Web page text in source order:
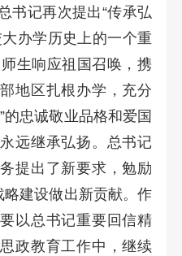
书记再次提出“传承弘
办学历史上的一个重
生响应祖国召唤，携
地区扎根办学，充分
的忠诚敬业品格和爱国
远继承弘扬。总书记
提出了新要求，勉励
略建设做出新贡献。作
以总书记重要回信精
政教育工作中，继续